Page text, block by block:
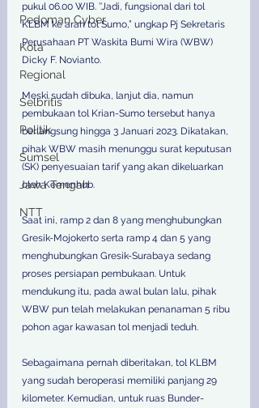
Pedoman Cyber
Kota
Regional
Selbritis
Politik
Sumsel
Jawa Tengah
NTT
pukul 06.00 WIB. ’’Jadi, fungsional dari tol
KLBM ke arah tol Sumo,” ungkap Pj Sekretaris
Perusahaan PT Waskita Bumi Wira (WBW)
Dicky F. Novianto.
Meski sudah dibuka, lanjut dia, namun
pembukaan tol Krian-Sumo tersebut hanya
berlangsung hingga 3 Januari 2023. Dikatakan,
pihak WBW masih menunggu surat keputusan
(SK) penyesuaian tarif yang akan dikeluarkan
oleh Kemenhub.
Saat ini, ramp 2 dan 8 yang menghubungkan
Gresik-Mojokerto serta ramp 4 dan 5 yang
menghubungkan Gresik-Surabaya sedang
proses persiapan pembukaan. Untuk
mendukung itu, pada awal bulan lalu, pihak
WBW pun telah melakukan penanaman 5 ribu
pohon agar kawasan tol menjadi teduh.
Sebagaimana pernah diberitakan, tol KLBM
yang sudah beroperasi memiliki panjang 29
kilometer. Kemudian, untuk ruas Bunder-